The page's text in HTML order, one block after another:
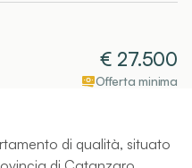
€ 27.500
Offerta minima
di qualità, situato